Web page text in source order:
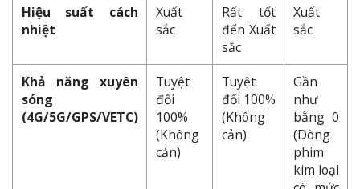
Hiệu suất cách
nhiệt
Xuất
sắc
Rất tốt
đến Xuất
sắc
Xuất
sắc
Khả năng xuyên
sóng
(4G/5G/GPS/VETC)
Tuyệt
đối
100%
(Không
cản)
Tuyệt
đối 100%
(Không
cản)
Gần
như
bằng 0
(Dòng
phim
kim loại